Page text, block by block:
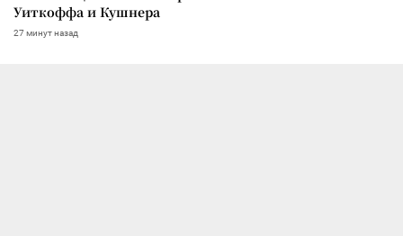
Уиткоффа и Кушнера
27 минут назад